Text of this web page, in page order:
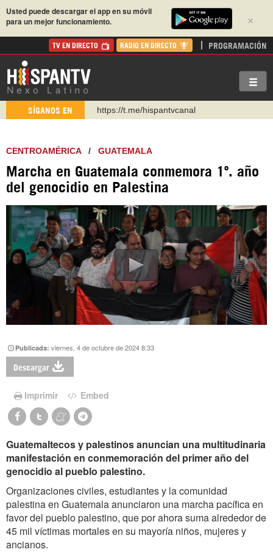
×
Usted puede descargar el app en su móvil
para un mejor funcionamiento.
TV EN DIRECTO RADIO EN DIRECTO PROGRAMACIÓN
SÍGANOS EN
https://t.me/hispantvcanal
WhatsApp y Viber: +98 921 79 29 404
Instagram como: hispan_tv
https://www.facebook.com/Nexolatino.Canal
http://twitter.com/nexo_latino
CENTROAMÉRICA/ GUATEMALA
Marcha en Guatemala conmemora 1º. año
del genocidio en Palestina
Publicada:viernes, 4 de octubre de 2024 8:33
Descargar
Imprimir Embed
Guatemaltecos y palestinos anuncian una multitudinaria
manifestación en conmemoración del primer año del
genocidio al pueblo palestino.
Organizaciones civiles, estudiantes y la comunidad
palestina en Guatemala anunciaron una marcha pacífica en
favor del pueblo palestino, que por ahora suma alrededor de
45 mil víctimas mortales en su mayoría niños, mujeres y
ancianos.